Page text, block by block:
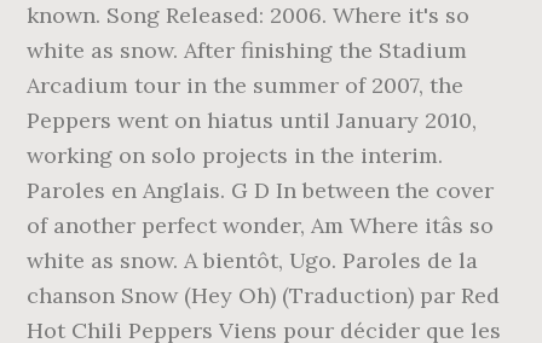
known. Song Released: 2006. Where it's so
white as snow. After finishing the Stadium
Arcadium tour in the summer of 2007, the
Peppers went on hiatus until January 2010,
working on solo projects in the interim.
Paroles en Anglais. G D In between the cover
of another perfect wonder, Am Where itâs so
white as snow. A bientôt, Ugo. Paroles de la
chanson Snow (Hey Oh) (Traduction) par Red
Hot Chili Peppers Viens pour décider que les